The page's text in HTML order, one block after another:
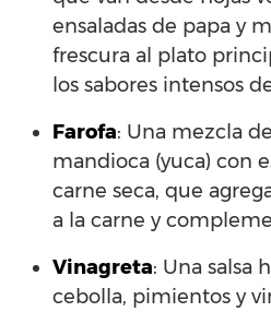
ensaladas de papa y
frescura al plato
los sabores intensos
Farofa: Una mezcla
mandioca (yuca) con
carne seca, que
a la carne y
Vinagreta: Una salsa
cebolla, pimientos y